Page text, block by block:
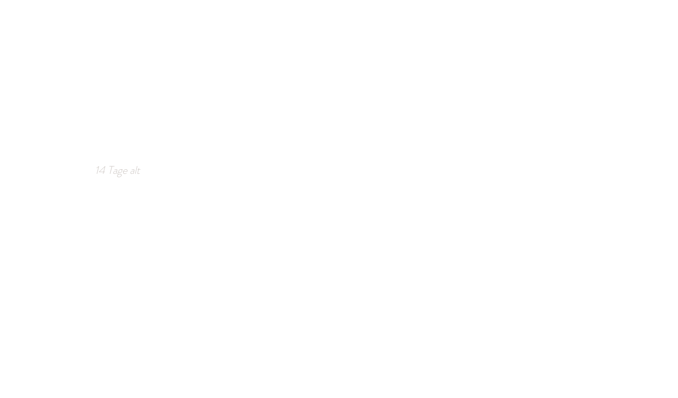
14 Tage alt